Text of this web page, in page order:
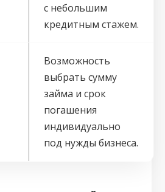
с небольшим
кредитным стажем.
Возможность
выбрать сумму
займа и срок
погашения
индивидуально
под нужды бизнеса.